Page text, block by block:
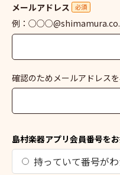
メールアドレス 必須
例：
確認のためメールアドレス
島村楽器アプリ会員番号を
持っていて番号が